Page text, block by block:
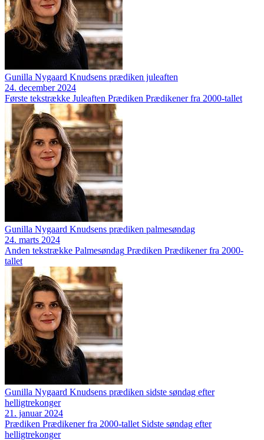
Gunilla Nygaard Knudsens prædiken juleaften
24. december 2024
Første tekstrække Juleaften Prædiken Prædikener fra 2000-tallet
Gunilla Nygaard Knudsens prædiken palmesøndag
24. marts 2024
Anden tekstrække Palmesøndag Prædiken Prædikener fra 2000-
tallet
Gunilla Nygaard Knudsens prædiken sidste søndag efter
helligtrekonger
21. januar 2024
Prædiken Prædikener fra 2000-tallet Sidste søndag efter
helligtrekonger